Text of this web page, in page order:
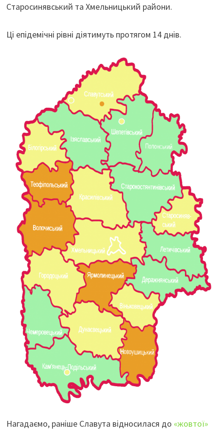
Старосинявський та Хмельницький райони.
Ці епідемічні рівні діятимуть протягом 14 днів.
Нагадаємо, раніше Славута відносилася до «жовтої»